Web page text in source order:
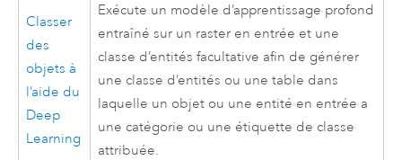
Classer
des
objets à
l’aide du
Deep
Learning
Exécute un modèle d’apprentissage profond
entraîné sur un raster en entrée et une
classe d’entités facultative afin de générer
une classe d’entités ou une table dans
laquelle un objet ou une entité en entrée a
une catégorie ou une étiquette de classe
attribuée.